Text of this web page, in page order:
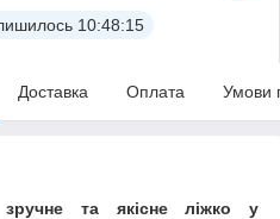
10:48:15
Доставка Оплата Умови
та якiсне ліжко у